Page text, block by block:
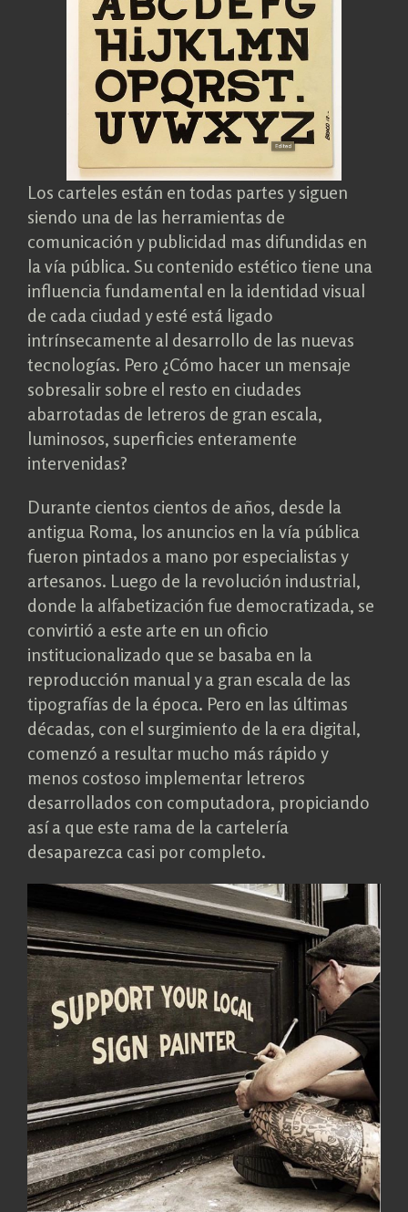
Los carteles están en todas partes y siguen
siendo una de las herramientas de
comunicación y publicidad mas difundidas en
la vía pública. Su contenido estético tiene una
influencia fundamental en la identidad visual
de cada ciudad y esté está ligado
intrínsecamente al desarrollo de las nuevas
tecnologías. Pero ¿Cómo hacer un mensaje
sobresalir sobre el resto en ciudades
abarrotadas de letreros de gran escala,
luminosos, superficies enteramente
intervenidas?
Durante cientos cientos de años, desde la
antigua Roma, los anuncios en la vía pública
fueron pintados a mano por especialistas y
artesanos. Luego de la revolución industrial,
donde la alfabetización fue democratizada, se
convirtió a este arte en un oficio
institucionalizado que se basaba en la
reproducción manual y a gran escala de las
tipografías de la época. Pero en las últimas
décadas, con el surgimiento de la era digital,
comenzó a resultar mucho más rápido y
menos costoso implementar letreros
desarrollados con computadora, propiciando
así a que este rama de la cartelería
desaparezca casi por completo.